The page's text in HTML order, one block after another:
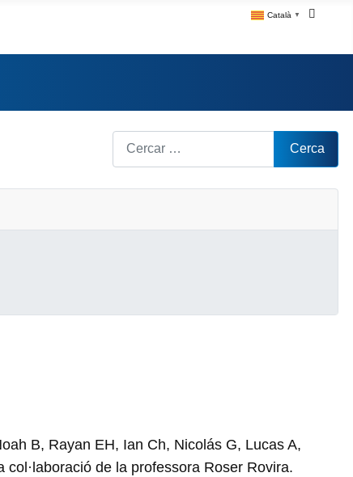
Català ▼
Cerca Cerca
B, Rayan EH, Ian Ch, Nicolás G, Lucas A,
de la professora Roser Rovira.